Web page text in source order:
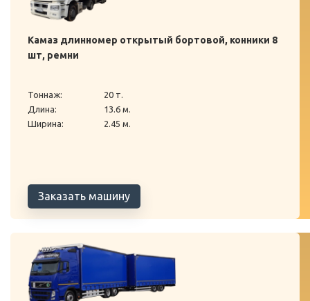
Камаз длинномер открытый бортовой, конники 8
шт, ремни
Тоннаж:
20 т.
Длина:
13.6 м.
Ширина:
2.45 м.
Заказать машину